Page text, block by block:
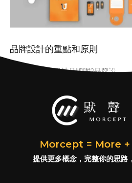
品牌設計的重點和原則
企業為什麼要設計品牌呢?品牌設
Morcept = More
提供更多概念，完整你的思路